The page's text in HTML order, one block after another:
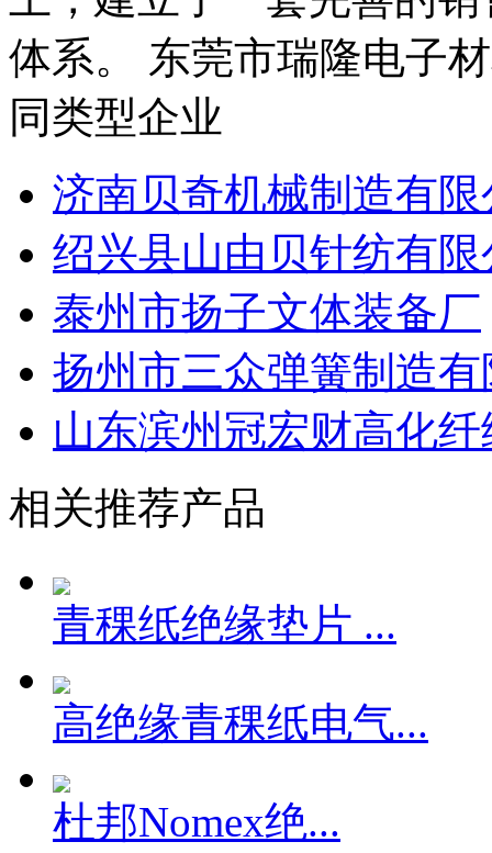
上，建立了一套完善的
体系。 东莞市瑞隆电子
同类型企业
济南贝奇机械制造有限
绍兴县山由贝针纺有限
泰州市扬子文体装备厂
扬州市三众弹簧制造
山东滨州冠宏财高化
相关推荐产品
青稞纸绝缘垫片 ...
高绝缘青稞纸电气...